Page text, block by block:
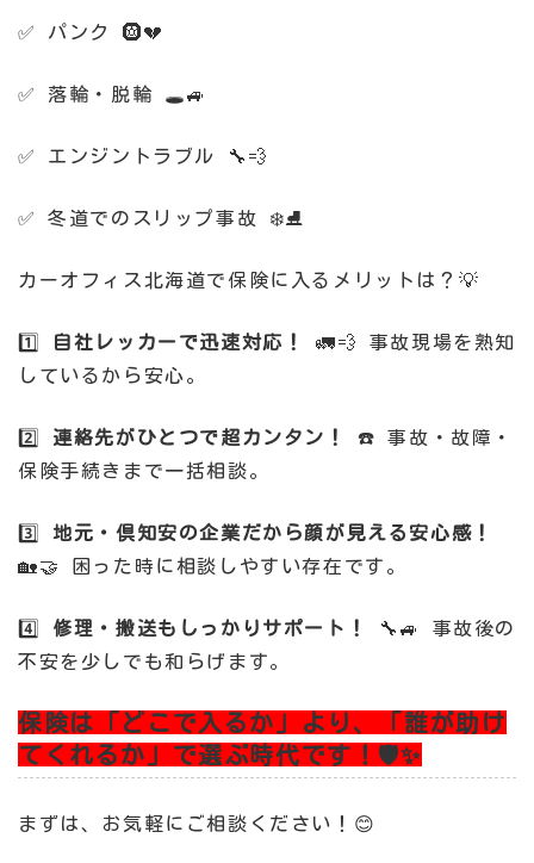
✅ パンク 🛞💔
✅ 落輪・脱輪 🕳️🚙
✅ エンジントラブル 🔧💨
✅ 冬道でのスリップ事故 ❄️⛸️
カーオフィス北海道で保険に入るメリットは？💡
1️⃣ 自社レッカーで迅速対応！
🚛💨 事故現場を熟知
しているから安心。
2️⃣ 連絡先がひとつで超カンタン！
☎️ 事故・故障・
保険手続きまで一括相談。
3️⃣ 地元・倶知安の企業だから顔が見える安心感！
🏡🤝 困った時に相談しやすい存在です。
4️⃣ 修理・搬送もしっかりサポート！
🔧🚙 事故後の
不安を少しでも和らげます。
保険は「どこで入るか」より、「誰が助け
てくれるか」で選ぶ時代です！🛡️✨
まずは、お気軽にご相談ください！😊